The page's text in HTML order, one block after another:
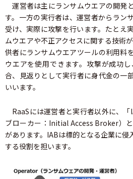
運営者は主にランサムウエアの開発
す。一方の実行者は、運営者からラン
受け、実際に攻撃を行います。たとえ
ムウエアや不正アクセスに関する技術
供者にランサムウエアツールの利用料
ウエアを使用できます。攻撃が成功
合、見返りとして実行者に身代金の一
いいます。
RaaSには運営者と実行者以外に、「
ブローカー：Initial Access Broker）
があります。IABは標的となる企業に侵
する役割を担います。